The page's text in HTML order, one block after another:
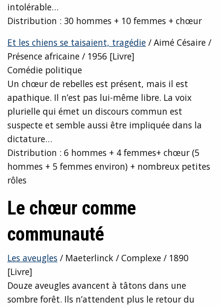
intolérable…
Distribution : 30 hommes + 10 femmes + chœur
Et les chiens se taisaient, tragédie / Aimé Césaire /
Présence africaine / 1956 [Livre]
Comédie politique
Un chœur de rebelles est présent, mais il est
apathique. Il n’est pas lui-même libre. La voix
plurielle qui émet un discours commun est
suspecte et semble aussi être impliquée dans la
dictature…
Distribution : 6 hommes + 4 femmes+ chœur (5
hommes + 5 femmes environ) + nombreux petites
rôles
Le chœur comme
communauté
Les aveugles / Maeterlinck / Complexe / 1890
[Livre]
Douze aveugles avancent à tâtons dans une
sombre forêt. Ils n’attendent plus le retour du